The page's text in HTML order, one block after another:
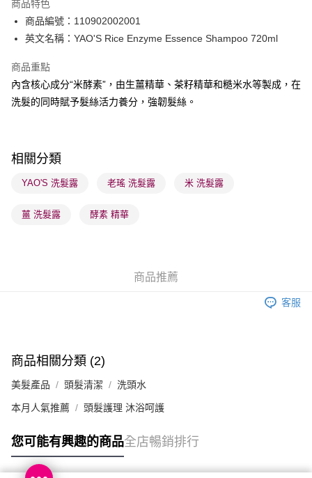
PayMe
WeChat Pay
BoC Pay
送貨方式
每筆HK$65.00，滿HK$300.00或以上免運費
確認發貨後1-3 工作天送達，訂單將隨機分配至SF順豐速運或京東
(香港門市) 只顯示可選門市。確認發貨後2-5個工作天到店，3天內
取。逾期會取消訂單，並不會安排重寄
澳門地區配送 - 確認發貨後1-4個工作天送達
商品特色
商品編號：110902002001
英文名稱：YAO'S Rice Enzyme Essence Shampoo 720ml
商品重點
內含核心成分“米酵素”，由生薑精華、茶籽精華和糙米水等製成，在
洗髮的同時賦予髮絲活力養分，強韌髮絲。
相關分類
YAO'S 洗髮露 老瑤 洗髮露 米 洗髮露
薑 洗髮露 酵素 精華
商品推薦
客服
商品相關分類 (2)
美髮產品 頭髮清潔 洗頭水
本月人氣推薦 頭髮護理 沐浴呵護
您可能有興趣的商品全店暢銷排行